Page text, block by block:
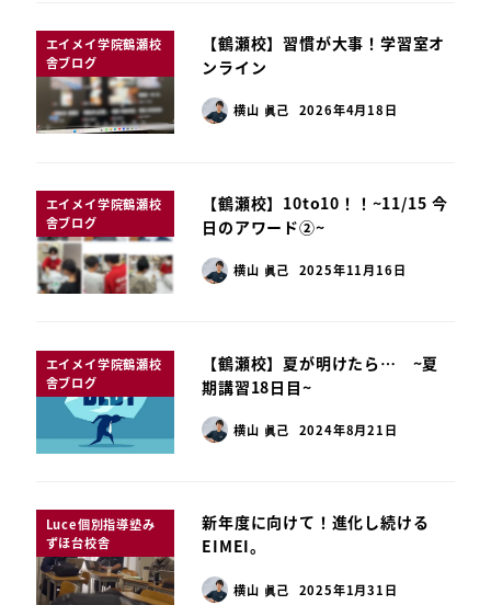
エイメイ学院鶴瀬校
舎ブログ
【鶴瀬校】習慣が大事！学習室オ
ンライン
横山 眞己 2026年4月18日
エイメイ学院鶴瀬校
舎ブログ
【鶴瀬校】10to10！！~11/15 今
日のアワード②~
横山 眞己 2025年11月16日
エイメイ学院鶴瀬校
舎ブログ
【鶴瀬校】夏が明けたら… ~夏
期講習18日目~
横山 眞己 2024年8月21日
Luce個別指導塾み
ずほ台校舎
新年度に向けて！進化し続ける
EIMEI。
横山 眞己 2025年1月31日